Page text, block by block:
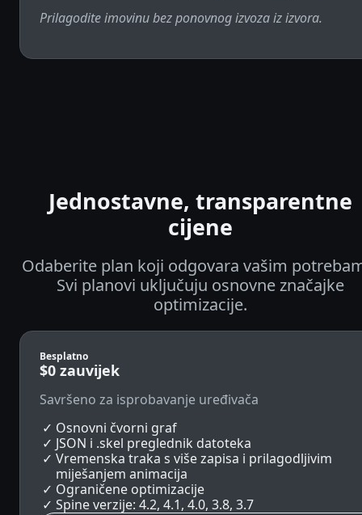
Prilagodite imovinu bez ponovnog izvoza iz izvora.
Jednostavne, transparentne
cijene
Odaberite plan koji odgovara vašim
Svi planovi uključuju osnovne značajke
optimizacije.
Besplatno
$0 zauvijek
Savršeno za isprobavanje uređivača
Osnovni čvorni graf
JSON i .skel preglednik datoteka
Vremenska traka s više zapisa i prilagodljivim
miješanjem animacija
Ograničene optimizacije
Spine verzije: 4.2, 4.1, 4.0, 3.8, 3.7